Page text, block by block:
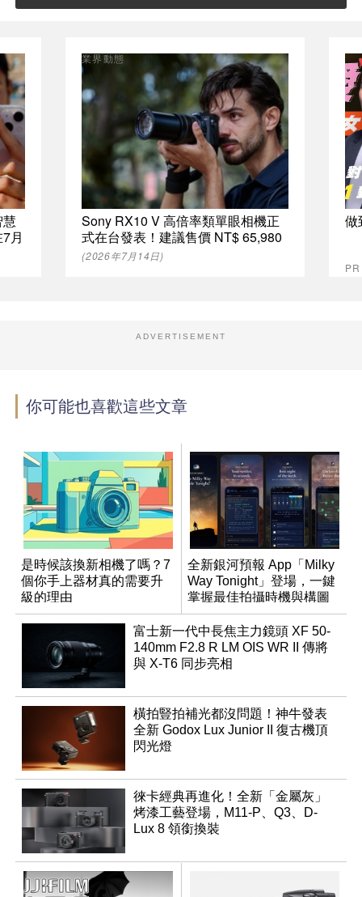
慧
月
Sony RX10 V 高倍率類單眼相機正
式在台發表！建議售價 NT$ 65,980
業界動態
(2026年7月14日)
做
ADVERTISEMENT
你可能也喜歡這些文章
是時候該換新相機了嗎？7
個你手上器材真的需要升
級的理由
全新銀河預報 App「Milky
Way Tonight」登場，一鍵
掌握最佳拍攝時機與構圖
富士新一代中長焦主力鏡頭 XF 50-
140mm F2.8 R LM OIS WR II 傳將
與 X-T6 同步亮相
橫拍豎拍補光都沒問題！神牛發表
全新 Godox Lux Junior II 復古機頂
閃光燈
徠卡經典再進化！全新「金屬灰」
烤漆工藝登場，M11-P、Q3、D-
Lux 8 領銜換裝